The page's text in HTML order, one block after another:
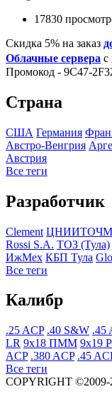
17830
Скидка 5% на заказ
Облачные сервера с
Промокод - 9C47-
Страна
США Германия
Австро-Венгрия
Австрия
Все теги
Разработчик
Clement
Rossi S.A. ТОЗ (Тула)
ИжМех КБП Тула
Все теги
Калибр
.25 ACP .40 S&W .45
LR 9x18 ПММ 9x19
ACP .380 ACP .45
Все теги
COPYRIGHT